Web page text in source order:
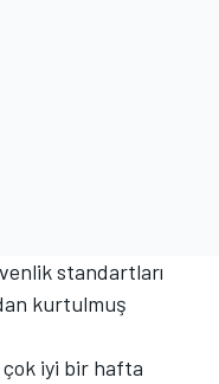
standartları
kurtulmuş
iyi bir hafta